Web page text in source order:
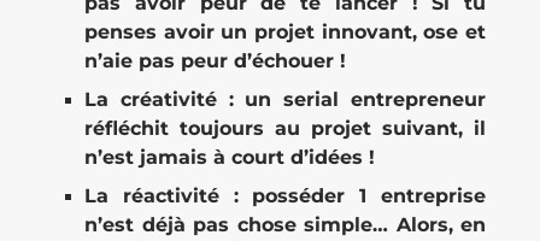
penses avoir un projet innovant, ose et
n’aie pas peur d’échouer !
La créativité : un serial entrepreneur
réfléchit toujours au projet suivant, il
n’est jamais à court d’idées !
La réactivité : posséder 1 entreprise
n’est déjà pas chose simple… Alors, en